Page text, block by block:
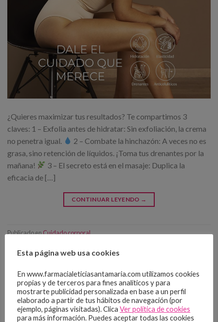
¿Quieres maximizar tus resultados? Te compartimos 3
claves: 1 – Exfolia antes de hidratar: Sin exfoliación, la crema
no penetra igual.
2 – Combate la hinchazón: A veces no es
grasa, sino retención de líquidos. ¡Toma tus drenantes por la
mañana!
3 – El secreto está en el masaje: Duplica la
eficacia de […]
CONTINUAR LEYENDO →
Publicado enCuidado corporal
Cuidar de ti no es un lujo, es tu
prioridad.
PUBLICADO EN6 DE ABRIL DE 2026POR
JSERRANO@SISFARMA.ES
Esta página web usa cookies
En www.farmacialeticiasantamaria.com utilizamos cookies
propias y de terceros para fines analíticos y para
mostrarte publicidad personalizada en base a un perfil
elaborado a partir de tus hábitos de navegación (por
ejemplo, páginas visitadas). Clica Ver política de cookies
para más información. Puedes aceptar todas las cookies